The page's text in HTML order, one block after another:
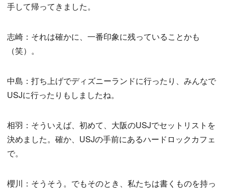
手して帰ってきました。
志崎：それは確かに、一番印象に残っていることかも
（笑）。
中島：打ち上げでディズニーランドに行ったり、みんなで
USJに行ったりもしましたね。
相羽：そういえば、初めて、大阪のUSJでセットリストを
決めました。確か、USJの手前にあるハードロックカフェ
で。
櫻川：そうそう。でもそのとき、私たちは書くものを持っ